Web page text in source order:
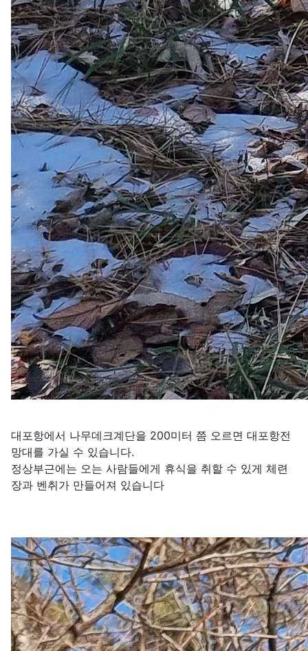
대포항에서 나무데크계단을 200미터 쯤 오르면 대포항전
망대를 가실 수 있습니다.
정상부근에는 오는 사람들에게 휴식을 취할 수 있게 체련
장과 벤취가 만들어져 있습니다